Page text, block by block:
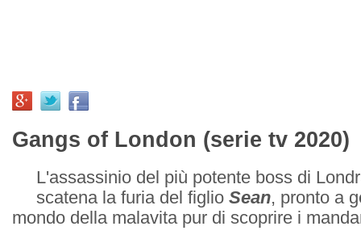
Gangs of London (serie tv 2020)
L'assassinio del più potente boss di
scatena la furia del figlio Sean, pronto a
mondo della malavita pur di scoprire i